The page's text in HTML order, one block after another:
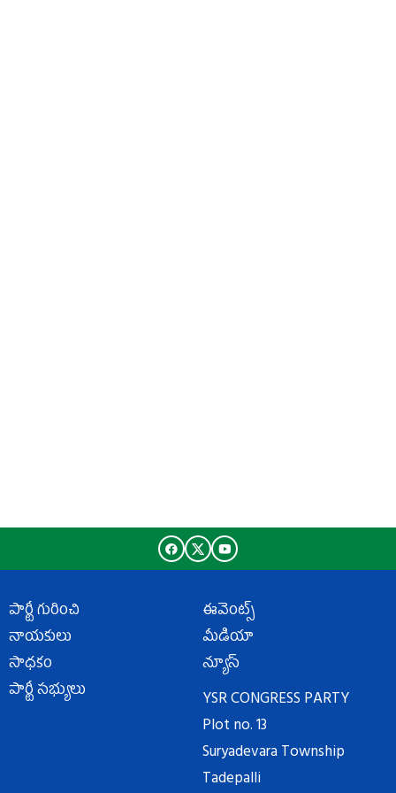
పార్టీ గురించి
నాయకులు
సాధకం
పార్టీ సభ్యులు
ఈవెంట్స్
మీడియా
న్యూస్
YSR CONGRESS PARTY
Plot no. 13
Suryadevara Township
Tadepalli